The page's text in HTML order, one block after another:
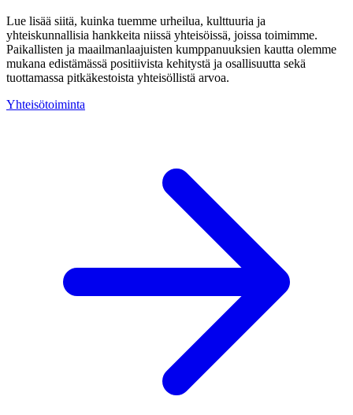
Lue lisää siitä, kuinka tuemme urheilua, kulttuuria ja
yhteiskunnallisia hankkeita niissä yhteisöissä, joissa toimimme.
Paikallisten ja maailmanlaajuisten kumppanuuksien kautta olemme
mukana edistämässä positiivista kehitystä ja osallisuutta sekä
tuottamassa pitkäkestoista yhteisöllistä arvoa.
Yhteisötoiminta